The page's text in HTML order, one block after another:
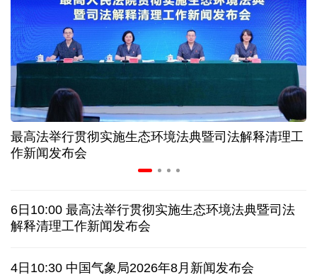
我国自阿根廷进口的牛肉已达到规定数量的50%
上半年我国黄金消费量511.412吨 同比增长1.23%
AI客服承诺不实、人工客服接入困难 中消协回应
数据有了“身份证” 我国正稳步推进数据产权登记
白宫否认特朗普与赫格塞思因弹药库存短缺发生争执
美媒称美国增派人手 在古巴加大力度开展情报活动
最高法举行贯彻实施生态环境法典暨司法解释清理工
作新闻发布会
6日10:00 最高法举行贯彻实施生态环境法典暨司法
解释清理工作新闻发布会
4日10:30 中国气象局2026年8月新闻发布会